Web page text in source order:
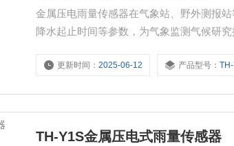
金属压电雨量传感器在气象站、野外测报
降水起止时间等参数，为气象监测气候研
测降雨量，为城市排水调度提供依据，防
更新时间：2025-06-12 产品型号：
TH-Y1S金属压电式雨量传感器